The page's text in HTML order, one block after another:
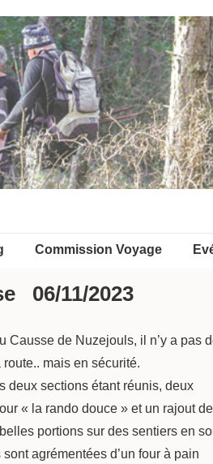
Commission Voyage
06/11/2023
Causse de Nuzejouls, il n’y a pas
mais en sécurité.
deux sections étant réunis, deux
« la rando douce » et un rajout
portions sur des sentiers en
agrémentées d’un four à pain